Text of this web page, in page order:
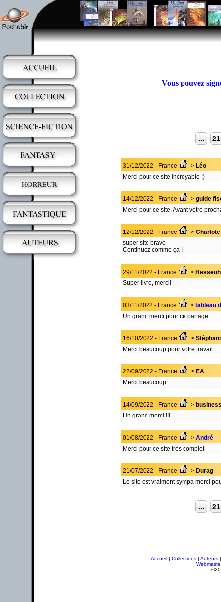
Vous pouvez
... 21
31/12/2022 - France > Léo
Merci pour ce site incroyable ;)
14/12/2022 - France > guide
Merci pour ce site. Avant votre
12/12/2022 - France > Charlote
super site bravo
Continuez comme ça !
29/11/2022 - France >
Super livre, merci!
03/11/2022 - France > tableau
Un grand merci pour ce partage
16/10/2022 - France >
Merci beaucoup pour votre travail
22/09/2022 - France > EA
Merci beaucoup
14/09/2022 - France > business
Un grand merci !!!
01/08/2022 - France > André
Merci pour ce site très complet
21/07/2022 - France > Durag
Le site est vraiment sympa merci
... 21
Accueil | Collections | Auteurs